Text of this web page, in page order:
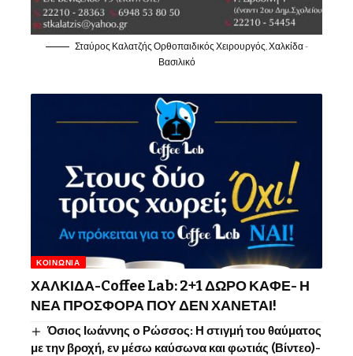
Σταύρος Καλατζής Ορθοπαιδικός Χειρουργός, Χαλκίδα -
Βασιλικό
ΚΟΙΝΩΝΊΑ
ΧΑΛΚΙΔΑ-Coffee Lab: 2+1 ΔΩΡΟ ΚΑΦΕ- Η
ΝΕΑ ΠΡΟΣΦΟΡΑ ΠΟΥ ΔΕΝ ΧΑΝΕΤΑΙ!
Όσιος Ιωάννης o Ρώσσος: Η στιγμή του θαύματος
με την βροχή, εν μέσω καύσωνα και φωτιάς (Βίντεο)-